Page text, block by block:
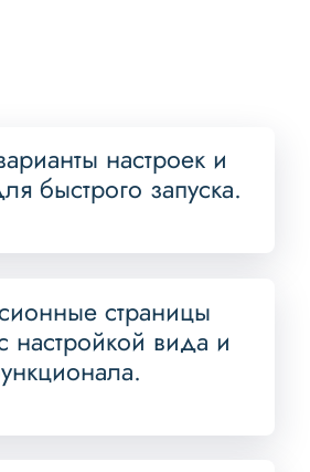
настроек и
быстрого запуска.
страницы
настройкой вида и